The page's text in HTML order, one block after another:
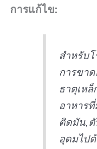
การแก้ไข:
สำหรับ
การขาด
ธาตุเห
อาหาร
ติดมัน,ตั
อุดมไป